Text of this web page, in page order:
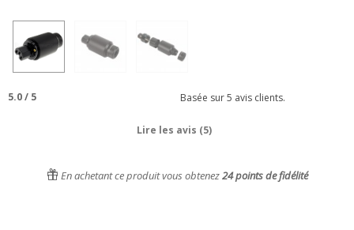
5.0/ 5 Basée sur5 avis clients.
Lire les avis (5)
En achetant ce produit vous obtenez24points de fidélité